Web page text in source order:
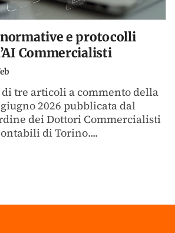
e protocolli
Commercialisti
di tre articoli a commento della
2026 pubblicata dal
dei Dottori Commercialisti
di Torino....